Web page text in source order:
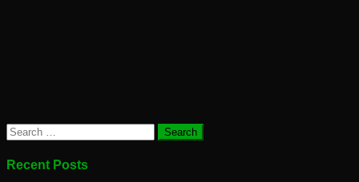
Search
for:
Recent Posts